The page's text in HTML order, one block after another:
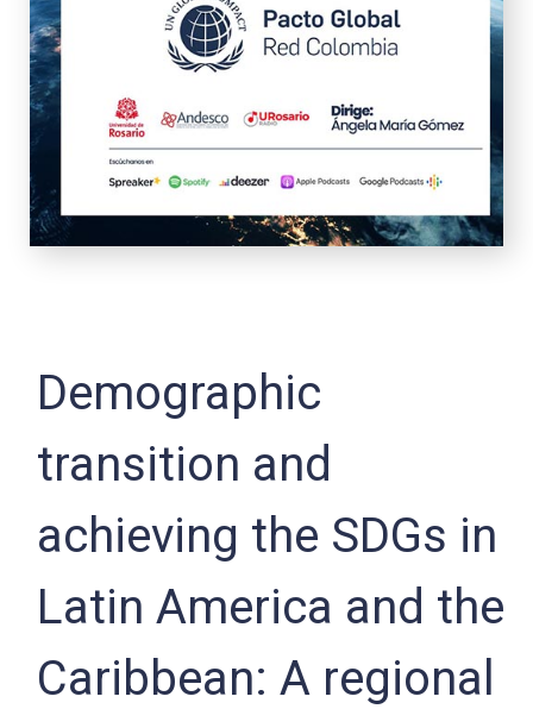
Demographic
transition and
achieving the SDGs in
Latin America and the
Caribbean: A regional